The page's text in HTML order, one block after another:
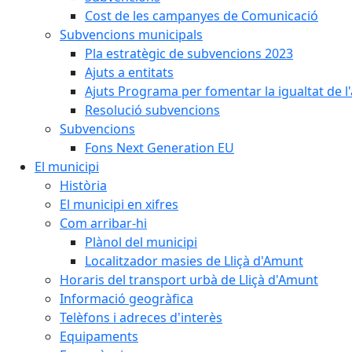
Cost de les campanyes de Comunicació
Subvencions municipals
Pla estratègic de subvencions 2023
Ajuts a entitats
Ajuts Programa per fomentar la igualtat de
Resolució subvencions
Subvencions
Fons Next Generation EU
El municipi
Història
El municipi en xifres
Com arribar-hi
Plànol del municipi
Localitzador masies de Lliçà d'Amunt
Horaris del transport urbà de Lliçà d'Amunt
Informació geogràfica
Telèfons i adreces d'interès
Equipaments